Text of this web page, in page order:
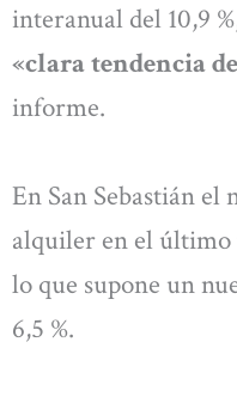
interanual del 10,9
«clara tendencia
informe.
En San Sebastián el
alquiler en el último
lo que supone un
6,5 %.